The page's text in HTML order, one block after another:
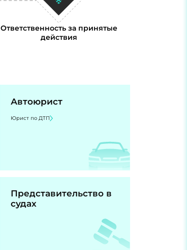
Ответственность за принятые
действия
Автоюрист
Юрист по ДТП
Представительство в
судах